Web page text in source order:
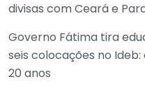
divisas com Ceará e
Governo Fátima tira
seis colocações no
20 anos